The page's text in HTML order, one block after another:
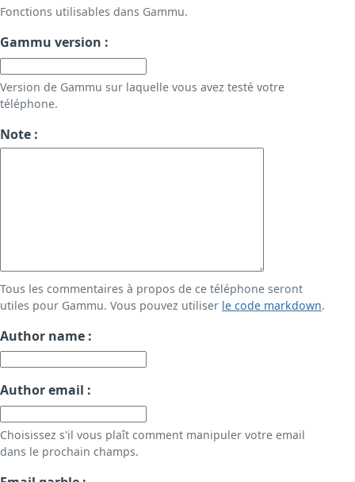
Fonctions utilisables dans Gammu.
Gammu version :
Version de Gammu sur laquelle vous avez testé votre
téléphone.
Note :
Tous les commentaires à propos de ce téléphone seront
utiles pour Gammu. Vous pouvez utiliser le code markdown.
Author name :
Author email :
Choisissez s'il vous plaît comment manipuler votre email
dans le prochain champs.